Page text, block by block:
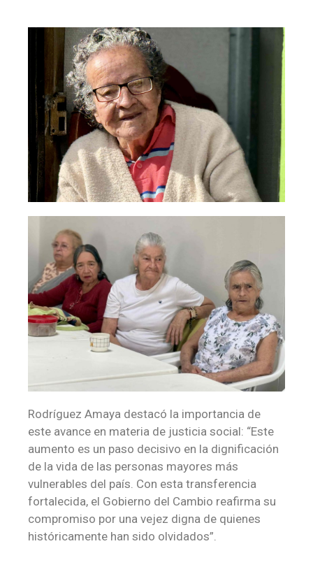
Rodríguez Amaya destacó la importancia de
este avance en materia de justicia social: “Este
aumento es un paso decisivo en la dignificación
de la vida de las personas mayores más
vulnerables del país. Con esta transferencia
fortalecida, el Gobierno del Cambio reafirma su
compromiso por una vejez digna de quienes
históricamente han sido olvidados”.